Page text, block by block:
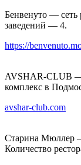
Бенвенуто — сеть
заведений — 4.
https://
AVSHAR-CLUB —
комплекс в
avshar-club.com
Старина Мюллер
Количество